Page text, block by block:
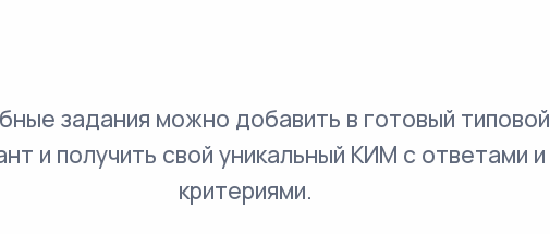
задания можно добавить в готовый типовой
и получить свой уникальный КИМ с ответами и
критериями.